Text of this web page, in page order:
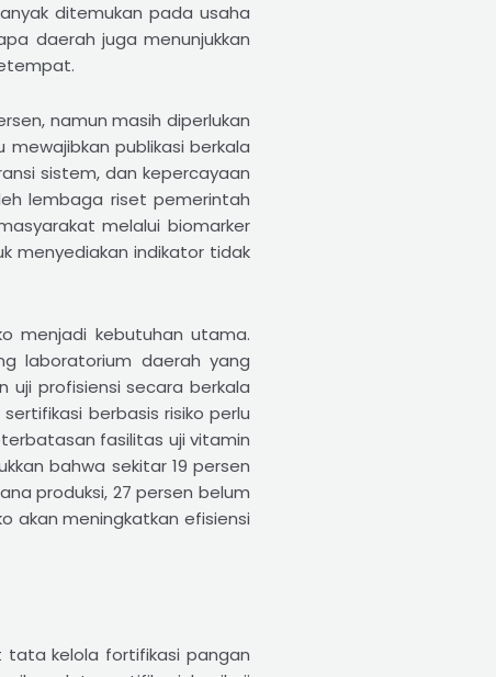
ditemukan pada usaha
daerah juga menunjukkan
namun masih diperlukan
publikasi berkala
sistem, dan kepercayaan
lembaga riset pemerintah
melalui biomarker
menyediakan indikator tidak
menjadi kebutuhan utama.
laboratorium daerah yang
uji profisiensi secara berkala
berbasis risiko perlu
fasilitas uji vitamin
bahwa sekitar 19 persen
produksi, 27 persen belum
akan meningkatkan efisiensi
tata kelola fortifikasi pangan